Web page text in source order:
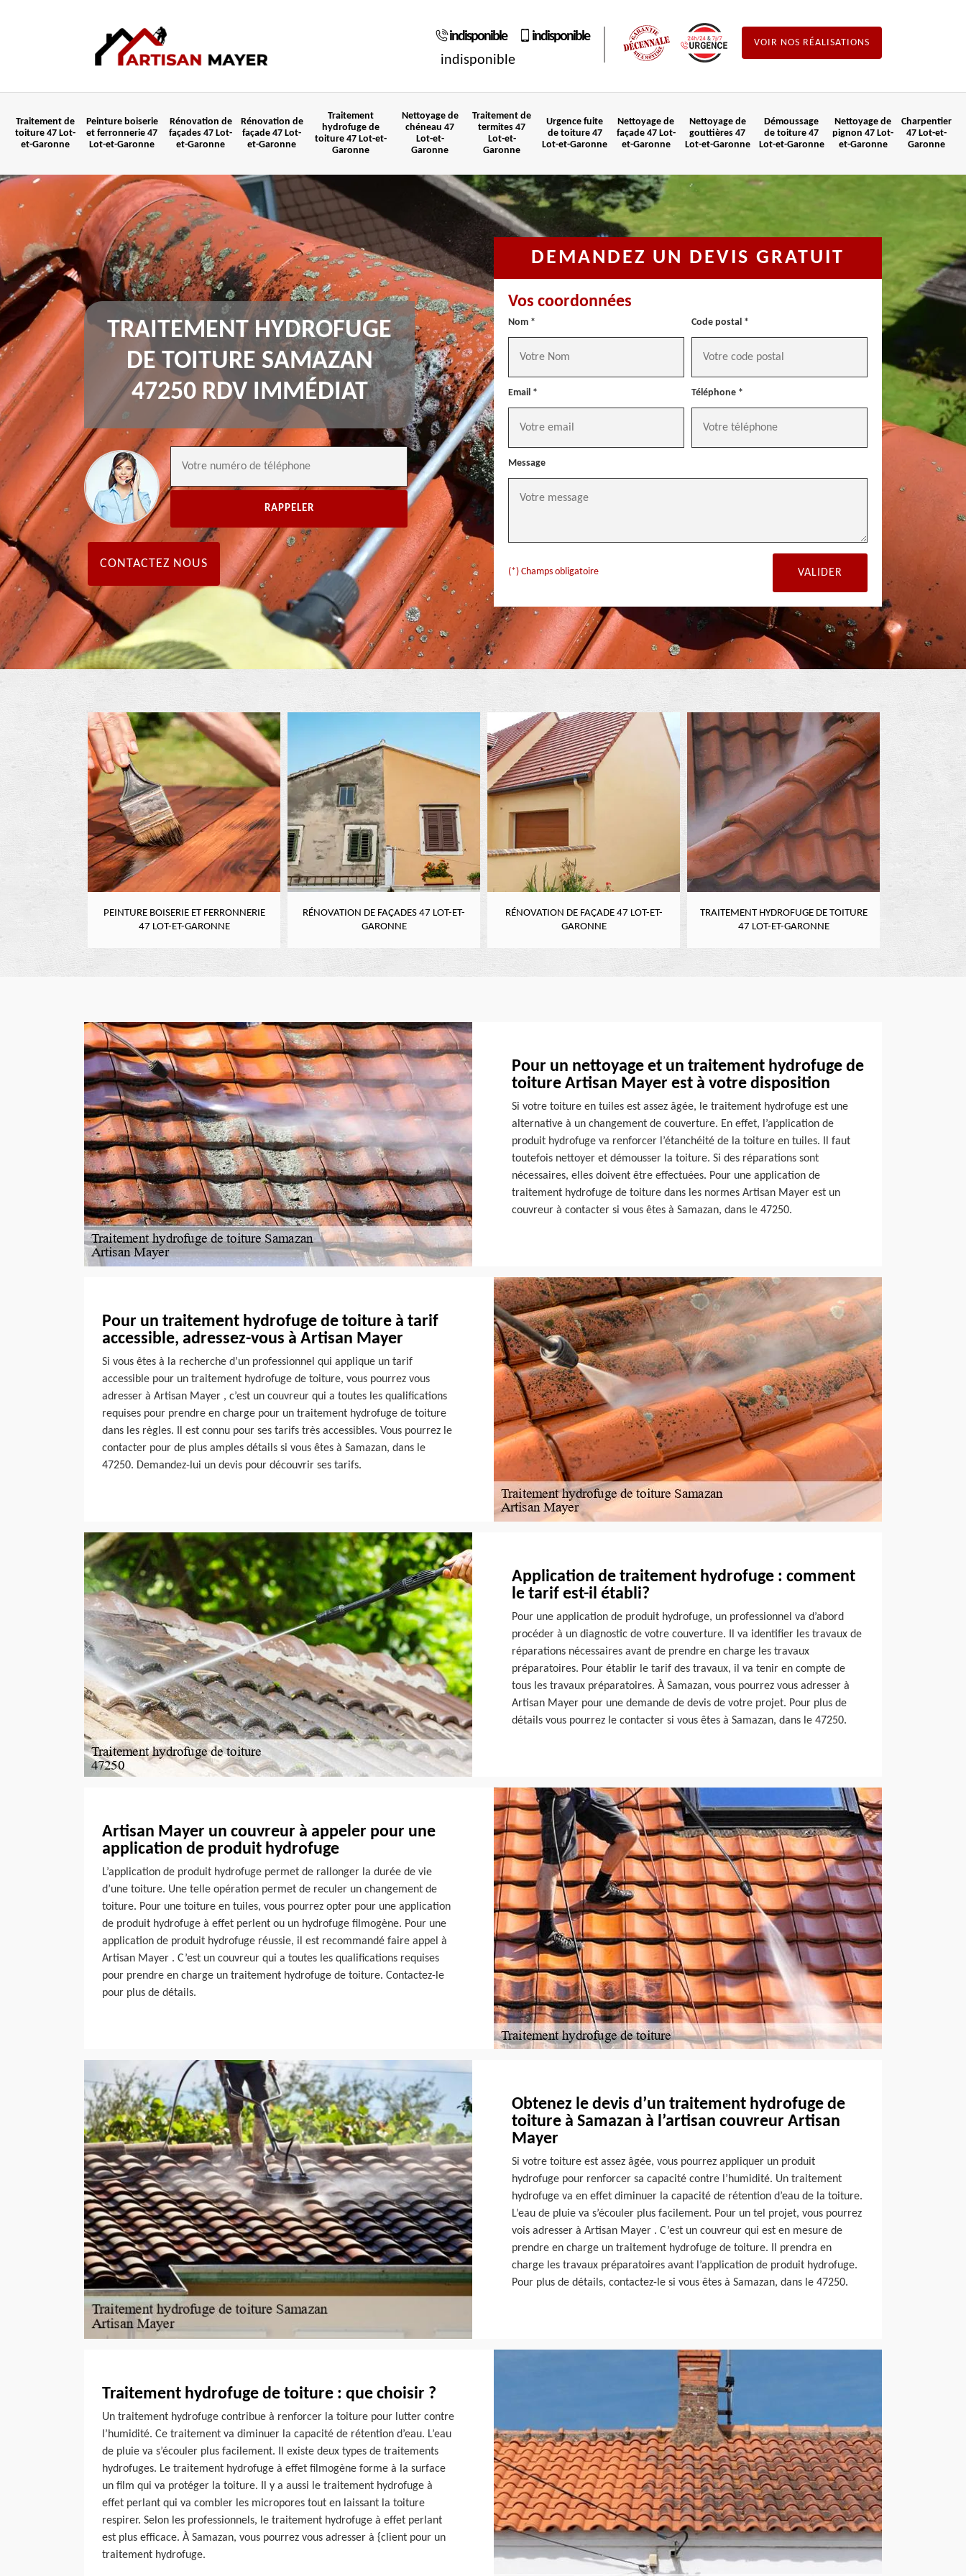
indisponible
indisponible
indisponible
VOIR NOS RÉALISATIONS
Traitement de
toiture 47 Lot-
et-Garonne
Peinture boiserie
et ferronnerie 47
Lot-et-Garonne
Rénovation de
façades 47 Lot-
et-Garonne
Rénovation de
façade 47 Lot-
et-Garonne
Traitement
hydrofuge de
toiture 47 Lot-et-
Garonne
Nettoyage de
chéneau 47
Lot-et-
Garonne
Traitement de
termites 47
Lot-et-
Garonne
Urgence fuite
de toiture 47
Lot-et-Garonne
Nettoyage de
façade 47 Lot-
et-Garonne
Nettoyage de
gouttières 47
Lot-et-Garonne
Démoussage
de toiture 47
Lot-et-Garonne
Nettoyage de
pignon 47 Lot-
et-Garonne
Charpentier
47 Lot-et-
Garonne
TRAITEMENT HYDROFUGE
DE TOITURE SAMAZAN
47250 RDV IMMÉDIAT
CONTACTEZ NOUS
DEMANDEZ UN DEVIS GRATUIT
Vos coordonnées
Nom * Code postal *
Email * Téléphone *
Message
(*) Champs obligatoire
PEINTURE BOISERIE ET FERRONNERIE
47 LOT-ET-GARONNE
RÉNOVATION DE FAÇADES 47 LOT-ET-
GARONNE
RÉNOVATION DE FAÇADE 47 LOT-ET-
GARONNE
TRAITEMENT HYDROFUGE DE TOITURE
47 LOT-ET-GARONNE
Pour un nettoyage et un traitement hydrofuge de
toiture Artisan Mayer est à votre disposition
Si votre toiture en tuiles est assez âgée, le traitement hydrofuge est une
alternative à un changement de couverture. En effet, l’application de
produit hydrofuge va renforcer l’étanchéité de la toiture en tuiles. Il faut
toutefois nettoyer et démousser la toiture. Si des réparations sont
nécessaires, elles doivent être effectuées. Pour une application de
traitement hydrofuge de toiture dans les normes Artisan Mayer est un
couvreur à contacter si vous êtes à Samazan, dans le 47250.
Pour un traitement hydrofuge de toiture à tarif
accessible, adressez-vous à Artisan Mayer
Si vous êtes à la recherche d’un professionnel qui applique un tarif
accessible pour un traitement hydrofuge de toiture, vous pourrez vous
adresser à Artisan Mayer , c’est un couvreur qui a toutes les qualifications
requises pour prendre en charge pour un traitement hydrofuge de toiture
dans les règles. Il est connu pour ses tarifs très accessibles. Vous pourrez le
contacter pour de plus amples détails si vous êtes à Samazan, dans le
47250. Demandez-lui un devis pour découvrir ses tarifs.
Application de traitement hydrofuge : comment
le tarif est-il établi?
Pour une application de produit hydrofuge, un professionnel va d’abord
procéder à un diagnostic de votre couverture. Il va identifier les travaux de
réparations nécessaires avant de prendre en charge les travaux
préparatoires. Pour établir le tarif des travaux, il va tenir en compte de
tous les travaux préparatoires. À Samazan, vous pourrez vous adresser à
Artisan Mayer pour une demande de devis de votre projet. Pour plus de
détails vous pourrez le contacter si vous êtes à Samazan, dans le 47250.
Artisan Mayer un couvreur à appeler pour une
application de produit hydrofuge
L’application de produit hydrofuge permet de rallonger la durée de vie
d’une toiture. Une telle opération permet de reculer un changement de
toiture. Pour une toiture en tuiles, vous pourrez opter pour une application
de produit hydrofuge à effet perlent ou un hydrofuge filmogène. Pour une
application de produit hydrofuge réussie, il est recommandé faire appel à
Artisan Mayer . C’est un couvreur qui a toutes les qualifications requises
pour prendre en charge un traitement hydrofuge de toiture. Contactez-le
pour plus de détails.
Obtenez le devis d’un traitement hydrofuge de
toiture à Samazan à l’artisan couvreur Artisan
Mayer
Si votre toiture est assez âgée, vous pourrez appliquer un produit
hydrofuge pour renforcer sa capacité contre l’humidité. Un traitement
hydrofuge va en effet diminuer la capacité de rétention d’eau de la toiture.
L’eau de pluie va s’écouler plus facilement. Pour un tel projet, vous pourrez
vois adresser à Artisan Mayer . C’est un couvreur qui est en mesure de
prendre en charge un traitement hydrofuge de toiture. Il prendra en
charge les travaux préparatoires avant l’application de produit hydrofuge.
Pour plus de détails, contactez-le si vous êtes à Samazan, dans le 47250.
Traitement hydrofuge de toiture : que choisir ?
Un traitement hydrofuge contribue à renforcer la toiture pour lutter contre
l’humidité. Ce traitement va diminuer la capacité de rétention d’eau. L’eau
de pluie va s’écouler plus facilement. Il existe deux types de traitements
hydrofuges. Le traitement hydrofuge à effet filmogène forme à la surface
un film qui va protéger la toiture. Il y a aussi le traitement hydrofuge à
effet perlant qui va combler les micropores tout en laissant la toiture
respirer. Selon les professionnels, le traitement hydrofuge à effet perlant
est plus efficace. À Samazan, vous pourrez vous adresser à {client pour un
traitement hydrofuge.